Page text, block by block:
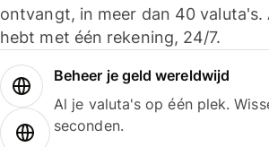
ontvangt, in meer dan 40 valuta's.
hebt met één rekening, 24/7.
Beheer je geld wereldwijd
Al je valuta's op één plek.
seconden.